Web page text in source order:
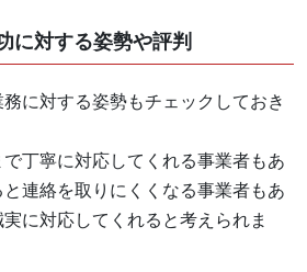
対する姿勢や評判
に対する姿勢もチェックしておき
丁寧に対応してくれる事業者もあ
連絡を取りにくくなる事業者もあ
に対応してくれると考えられま